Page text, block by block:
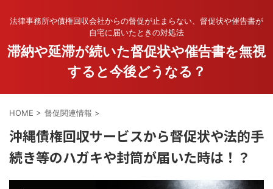
法律事務所や債権回収会社からの督促が止まらない、督促状や催告書が
自宅に届いたときの対処法
滞納や延滞が続いた督促状や催告書を無視
すると今後どうなる？
HOME > 督促関連情報 >
沖縄債権回収サービスから督促状や法的手
続き等のハガキや封筒が届いた時は！？